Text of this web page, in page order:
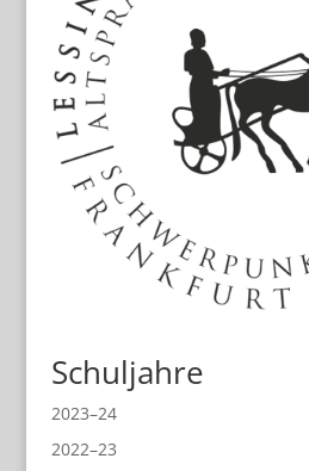
Schuljahre
2023–24
2022–23